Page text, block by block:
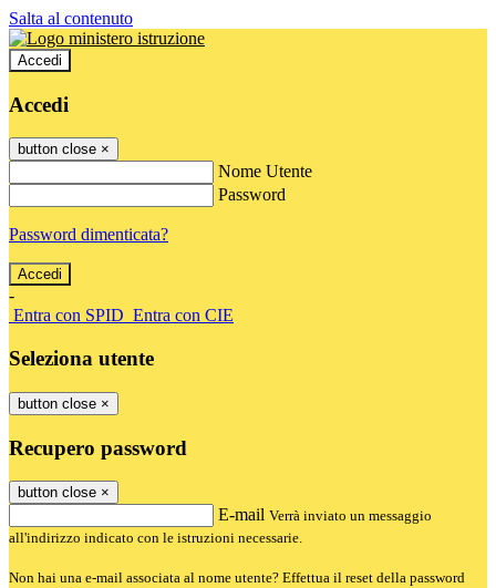
Salta al contenuto
Accedi
Accedi
button close ×
Nome Utente
Password
Password dimenticata?
-
Entra con SPID Entra con CIE
Seleziona utente
button close ×
Recupero password
button close ×
E-mail Verrà inviato un messaggio
all'indirizzo indicato con le istruzioni necessarie.
Non hai una e-mail associata al nome utente? Effettua il reset della password